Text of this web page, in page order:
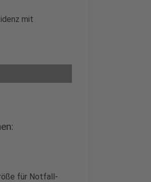
mit
für Notfall-